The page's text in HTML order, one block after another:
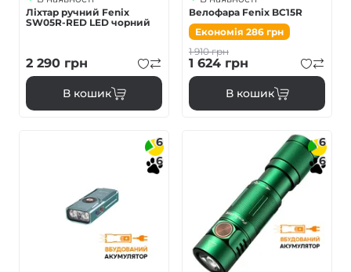
Ліхтар ручний Fenix
SW05R-RED LED чорний
2 290 грн
В кошик
Велофара Fenix BC15R
Економія 286 грн
1 910грн
1 624 грн
В кошик
6
6
6
6